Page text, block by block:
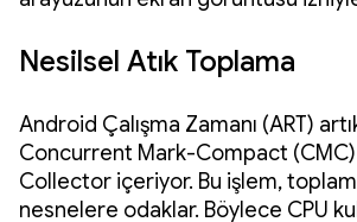
Nesilsel Atık Toplama
Android Çalışma Zamanı (ART)
Concurrent Mark-Compact
Collector içeriyor. Bu işlem,
nesnelere odaklar. Böylece CPU